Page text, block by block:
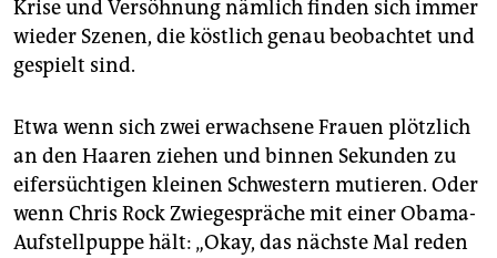
Krise und Versöhnung nämlich finden sich immer
wieder Szenen, die köstlich genau beobachtet und
gespielt sind.
Etwa wenn sich zwei erwachsene Frauen plötzlich
an den Haaren ziehen und binnen Sekunden zu
eifersüchtigen kleinen Schwestern mutieren. Oder
wenn Chris Rock Zwiegespräche mit einer Obama-
Aufstellpuppe hält: „Okay, das nächste Mal reden